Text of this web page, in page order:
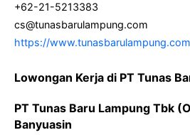
+62-21-5213383
cs@tunasbarulampung.com
https://
Lowongan Kerja di PT Tunas
PT Tunas Baru Lampung Tbk
Banyuasin